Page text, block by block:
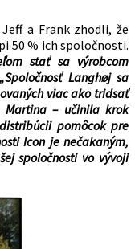
a Frank zhodli, že
50 % ich spoločnosti.
stať sa výrobcom
„Spoločnosť Langhøj sa
viac ako tridsať
Martina – učinila krok
pomôcok pre
Icon je nečakaným,
spoločnosti vo vývoji